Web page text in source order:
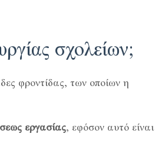
σχολείων;
φροντίδας, των οποίων η
εργασίας, εφόσον αυτό είναι